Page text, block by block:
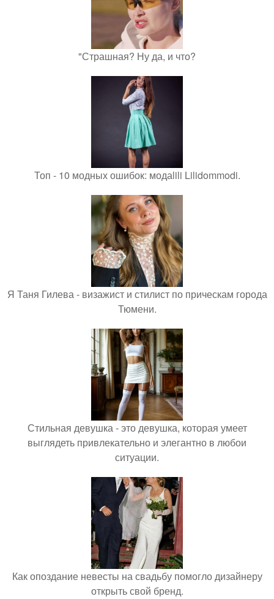
"Страшная? Ну да, и что?
Топ - 10 модных ошибок: модаlili Lilidommodi.
Я Таня Гилева - визажист и стилист по прическам города
Тюмени.
Стильная девушка - это девушка, которая умеет
выглядеть привлекательно и элегантно в любои
ситуации.
Как опоздание невесты на свадьбу помогло дизайнеру
открыть свой бренд.